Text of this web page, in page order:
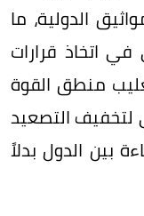
الدولية، ما
اتخاذ قرارات
منطق القوة
لتخفيف التصعيد
بين الدول بدلاً